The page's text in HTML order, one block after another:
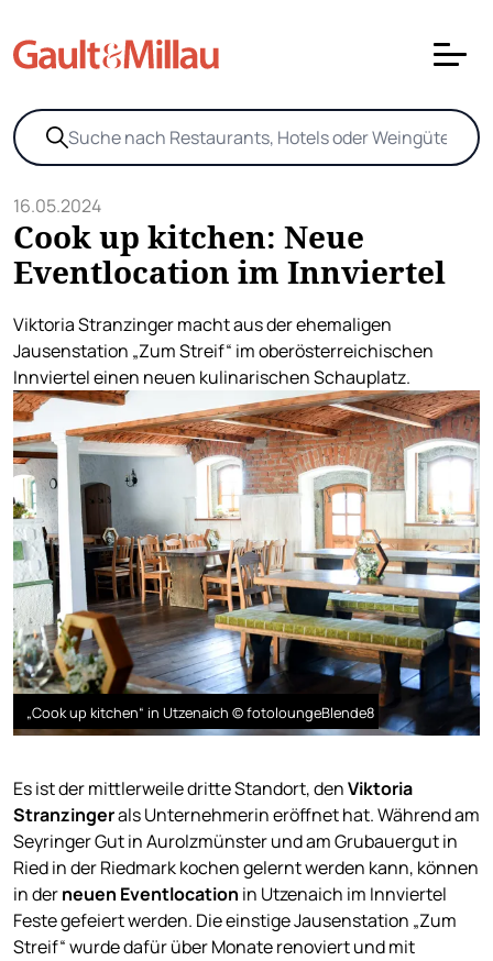
16.05.2024
Cook up kitchen: Neue
Eventlocation im Innviertel
Viktoria Stranzinger macht aus der ehemaligen
Jausenstation „Zum Streif“ im oberösterreichischen
Innviertel einen neuen kulinarischen Schauplatz.
„Cook up kitchen“ in Utzenaich © fotoloungeBlende8
Es ist der mittlerweile dritte Standort, denViktoria
Stranzingerals Unternehmerin eröffnet hat. Während am
Seyringer Gut in Aurolzmünster und am Grubauergut in
Ried in der Riedmark kochen gelernt werden kann, können
in derneuen Eventlocation in Utzenaich im Innviertel
Feste gefeiert werden. Die einstige Jausenstation „Zum
Streif“ wurde dafür über Monate renoviert und mit